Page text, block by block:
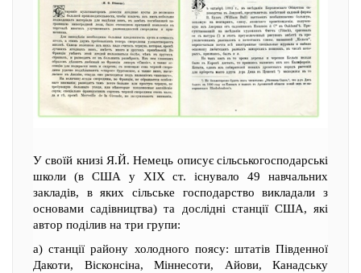
У своїй книзі Я.Й. Немець описує сільськогосподарські
школи (в США у XIX ст. існувало 49 навчальних
закладів, в яких сільське господарство викладали з
основами садівництва) та дослідні станції США, які
автор поділив на три групи:
а) станції району холодного поясу: штатів Південної
Дакоти, Вісконсіна, Міннесоти, Айови, Канадську